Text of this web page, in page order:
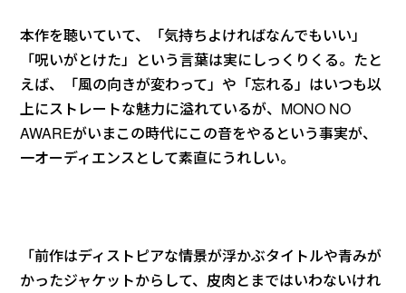
本作を聴いていて、「気持ちよければなんでもいい」
「呪いがとけた」という言葉は実にしっくりくる。たと
えば、「風の向きが変わって」や「忘れる」はいつも以
上にストレートな魅力に溢れているが、MONO NO
AWAREがいまこの時代にこの音をやるという事実が、
一オーディエンスとして素直にうれしい。
「前作はディストピアな情景が浮かぶタイトルや青みが
かったジャケットからして、皮肉とまではいわないけれ